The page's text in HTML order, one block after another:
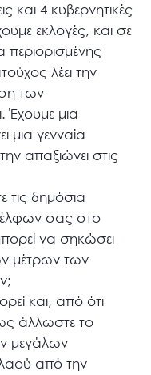
και 4 κυβερνητικές
εκλογές, και σε
περιορισμένης
λέει την
των
Έχουμε μια
μια γενναία
απαξιώνει στις
τις δημόσια
σας στο
να σηκώσει
μέτρων των
και, από ότι
άλλωστε το
μεγάλων
από την